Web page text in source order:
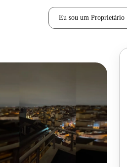
Eu sou um Proprietário